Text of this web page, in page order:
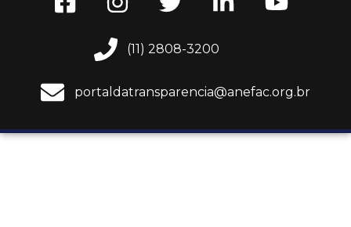
(11) 2808-3200
portaldatransparencia@anefac.org.br